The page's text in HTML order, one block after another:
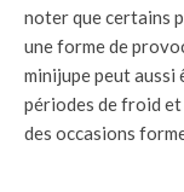
noter que certains
une forme de
minijupe peut
périodes de froid
des occasions